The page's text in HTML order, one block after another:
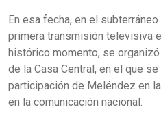
En esa fecha, en el
primera transmisión televisiva
histórico momento, se
de la Casa Central, en el que
participación de Meléndez en
en la comunicación nacional.